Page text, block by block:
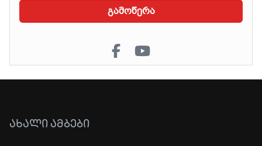
გამოწერა
ᲐᲮᲐᲚᲘ ᲐᲛᲑᲔᲑᲘ